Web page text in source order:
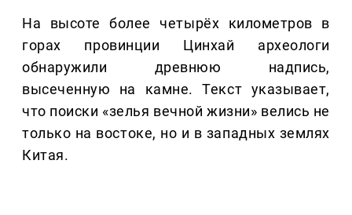
На высоте более четырёх километров в
горах провинции Цинхай археологи
обнаружили древнюю надпись,
высеченную на камне. Текст указывает,
что поиски «зелья вечной жизни» велись не
только на востоке, но и в западных землях
Китая.